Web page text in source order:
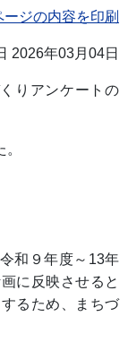
ージの内容を印刷
2026年03月04日
りアンケートの
和９年度～13年
に反映させると
るため、まちづ